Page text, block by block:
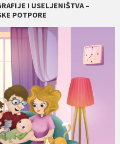
I USELJENIŠTVA –
POTPORE